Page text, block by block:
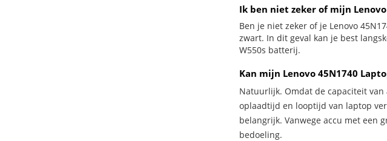
Ik ben niet zeker of mijn
Ben je niet zeker of je Lenovo
zwart. In dit geval kan je best
W550s batterij.
Kan mijn Lenovo 45N1740
Natuurlijk. Omdat de capaciteit
oplaadtijd en looptijd van laptop
belangrijk. Vanwege accu met een
bedoeling.